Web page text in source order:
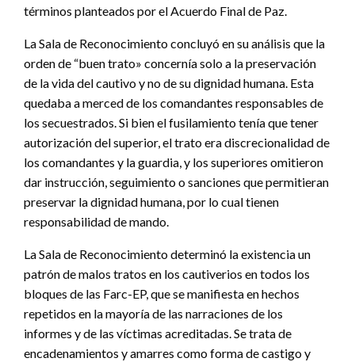
términos planteados por el Acuerdo Final de Paz.
La Sala de Reconocimiento concluyó en su análisis que la
orden de “buen trato» concernía solo a la preservación
de la vida del cautivo y no de su dignidad humana. Esta
quedaba a merced de los comandantes responsables de
los secuestrados. Si bien el fusilamiento tenía que tener
autorización del superior, el trato era discrecionalidad de
los comandantes y la guardia, y los superiores omitieron
dar instrucción, seguimiento o sanciones que permitieran
preservar la dignidad humana, por lo cual tienen
responsabilidad de mando.
La Sala de Reconocimiento determinó la existencia un
patrón de malos tratos en los cautiverios en todos los
bloques de las Farc-EP, que se manifiesta en hechos
repetidos en la mayoría de las narraciones de los
informes y de las víctimas acreditadas. Se trata de
encadenamientos y amarres como forma de castigo y